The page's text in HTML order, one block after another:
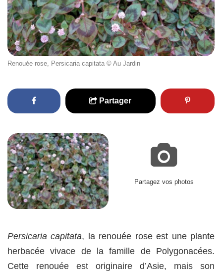
Renouée rose, Persicaria capitata © Au Jardin
Partager
Partagez vos photos
Persicaria capitata, la renouée rose est une plante
herbacée vivace de la famille de Polygonacées.
Cette renouée est originaire d’Asie, mais son